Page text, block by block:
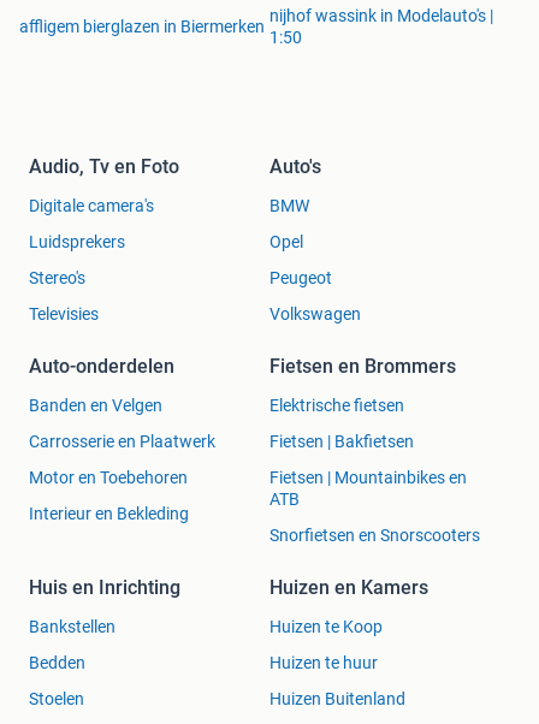
affligem bierglazen in Biermerken
nijhof wassink in Modelauto's |
1:50
Audio, Tv en Foto
Digitale camera's
Luidsprekers
Stereo's
Televisies
Auto's
BMW
Opel
Peugeot
Volkswagen
Auto-onderdelen
Banden en Velgen
Carrosserie en Plaatwerk
Motor en Toebehoren
Interieur en Bekleding
Fietsen en Brommers
Elektrische fietsen
Fietsen | Bakfietsen
Fietsen | Mountainbikes en
ATB
Snorfietsen en Snorscooters
Huis en Inrichting
Bankstellen
Bedden
Stoelen
Huizen en Kamers
Huizen te Koop
Huizen te huur
Huizen Buitenland